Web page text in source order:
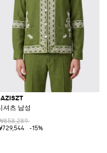
셔츠 남성
-15%